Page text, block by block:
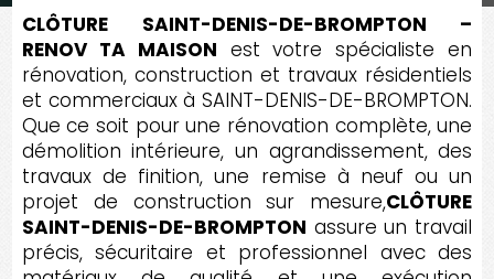
CLÔTURE SAINT-DENIS-DE-BROMPTON –
RENOV TA MAISON est votre spécialiste en
rénovation, construction et travaux résidentiels
et commerciaux à SAINT-DENIS-DE-BROMPTON.
Que ce soit pour une rénovation complète, une
démolition intérieure, un agrandissement, des
travaux de finition, une remise à neuf ou un
projet de construction sur mesure,CLÔTURE
SAINT-DENIS-DE-BROMPTON assure un travail
précis, sécuritaire et professionnel avec des